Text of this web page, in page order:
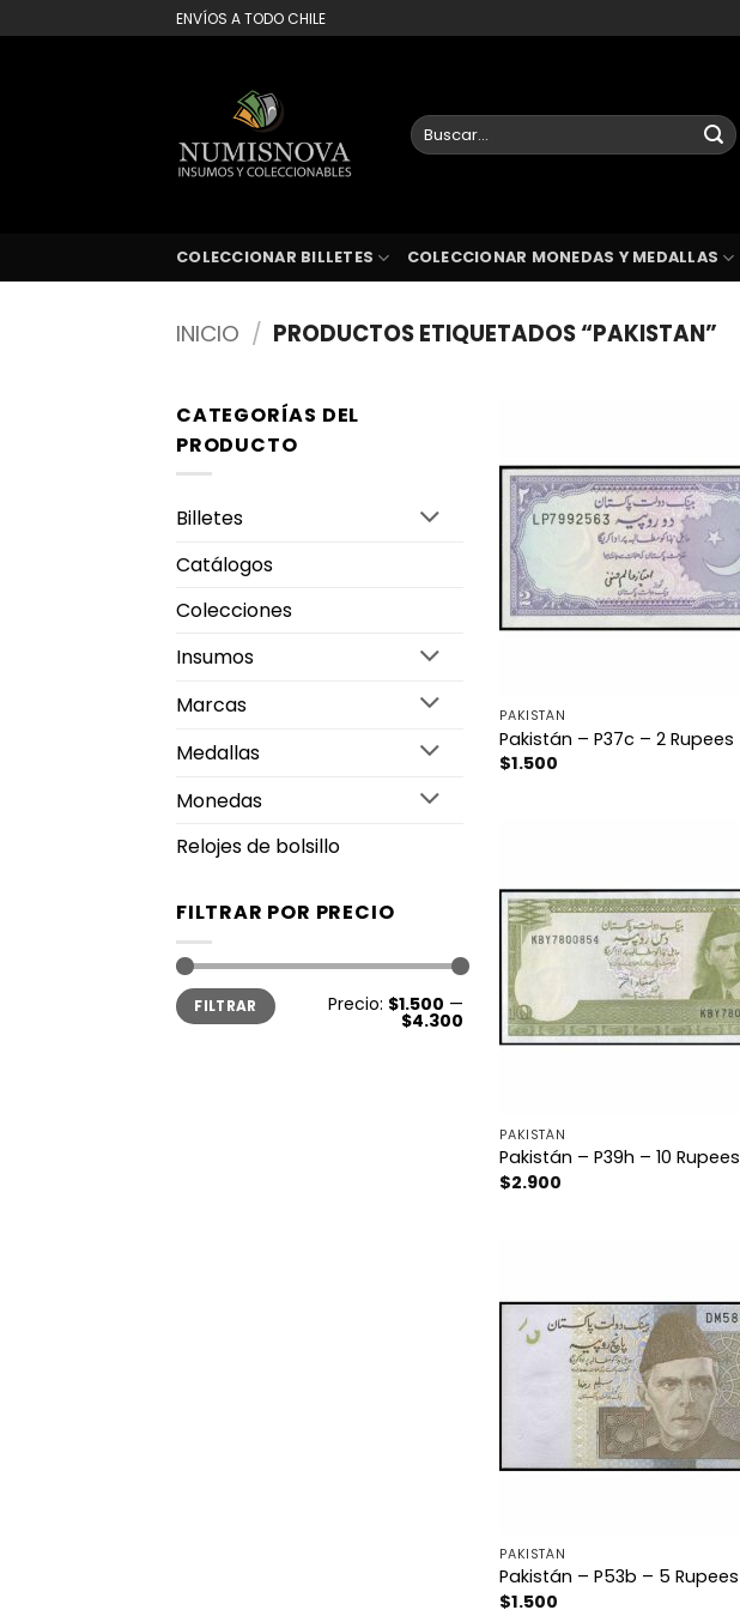
al
ENVÍOS A TODO CHILE
Buscar
por:
COLECCIONAR BILLETES COLECCIONAR MONEDAS Y MEDALLAS
INICIO / PRODUCTOS ETIQUETADOS “PAKISTAN”
CATEGORÍAS DEL
PRODUCTO
Billetes
Catálogos
Colecciones
Insumos
Marcas
Medallas
Monedas
Relojes de bolsillo
FILTRAR POR PRECIO
Precio
mínimo
Precio
máximo
FILTRAR Precio: $1.500 —
$4.300
PAKISTÁN
Pakistán – P37c – 2 Rupees
$1.500
PAKISTÁN
Pakistán – P39h – 10 Rupees
$2.900
PAKISTÁN
Pakistán – P53b – 5 Rupees
$1.500